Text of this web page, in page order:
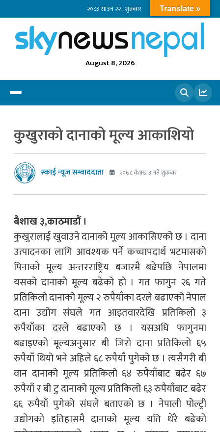
२०८३ साउन २२ , शुक्रबार
August 8, 2026
कुखुराको दानाको मूल्य आकाशियो
स्काई न्यूज सम्वाददाता २०७८ वैशाख ३ गते शुक्रबार
बैशाख ३,काठमाडौं ।
कुखुरालाई खुवाउने दानाको मूल्य आकासिएको छ । दाना
उत्पादनका लागि आवश्यक पर्ने कच्चापदार्थ भटमासको
पिनाको मूल्य अन्तरराष्ट्रिय बजारमै बढेपछि नेपालमा
यसको दानाको मूल्य बढेको हो । गत फागुन २६ गते
प्रतिकिलो दानाको मूल्य २ रुपैयाँका दरले बढाएको नेपाल
दाना उद्योग संघले गत आइतवारदेखि प्रतिकिलो ३
रुपैयाँका दरले बढाएको छ । यसअघि फागुनमा
बढाइएको मूल्यअनुसार बी जिरो दाना प्रतिकिलो ६५
रुपैयाँ थियो भने अहिले ६८ रुपैयाँ पुगेको छ । त्यसैगरी बी
वान दानाको मूल्य प्रतिकिलो ६४ रुपैयाँबाट बढेर ६७
रुपैयाँ र बी टु दानाको मूल्य प्रतिकिलो ६३ रुपैयाँबाट बढेर
६६ रुपैयाँ पुगेको संघले बताएको छ । नेपाली पोल्ट्री
उद्योगको इतिहासमै दानाको मूल्य यति धेरै बढेको
Translate »